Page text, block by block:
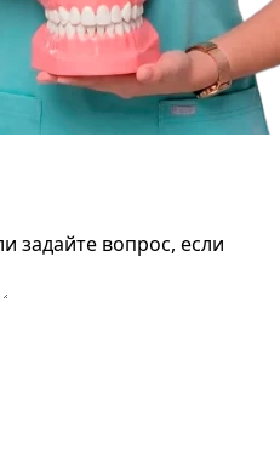
задайте вопрос, если